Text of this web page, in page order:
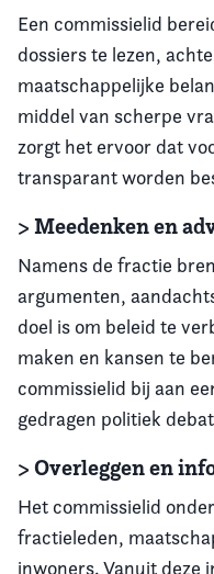
Een commissielid
dossiers te lezen,
maatschappelijke
middel van scherpe
zorgt het ervoor dat
transparant worden
> Meedenken en
Namens de fractie
argumenten,
doel is om beleid te
maken en kansen te
commissielid bij aan
gedragen politiek
> Overleggen en
Het commissielid
fractieleden,
inwoners. Vanuit deze